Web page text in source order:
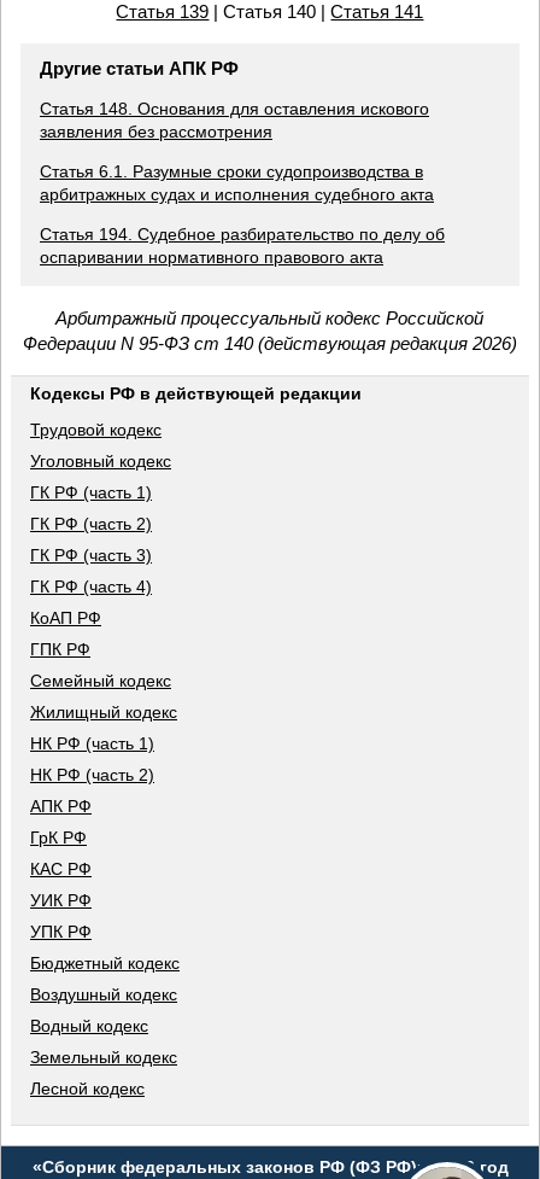
Статья 139 | Статья 140 |Статья 141
Другие статьи АПК РФ
Статья 148. Основания для оставления искового
заявления без рассмотрения
Статья 6.1. Разумные сроки судопроизводства в
арбитражных судах и исполнения судебного акта
Статья 194. Судебное разбирательство по делу об
оспаривании нормативного правового акта
Арбитражный процессуальный кодекс Российской
Федерации N 95-ФЗ ст 140 (действующая редакция 2026)
Кодексы РФ в действующей редакции
Трудовой кодекс
Уголовный кодекс
ГК РФ (часть 1)
ГК РФ (часть 2)
ГК РФ (часть 3)
ГК РФ (часть 4)
КоАП РФ
ГПК РФ
Семейный кодекс
Жилищный кодекс
НК РФ (часть 1)
НК РФ (часть 2)
АПК РФ
ГрК РФ
КАС РФ
УИК РФ
УПК РФ
Бюджетный кодекс
Воздушный кодекс
Водный кодекс
Земельный кодекс
Лесной кодекс
«Сборник федеральных законов РФ (ФЗ РФ)», 2026 год